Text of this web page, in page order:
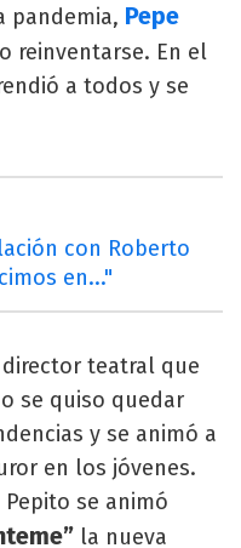
pandemia, Pepe
reinventarse. En el
a todos y se
con Roberto
en..."
teatral que
se quiso quedar
y se animó a
en los jóvenes.
se animó
la nueva